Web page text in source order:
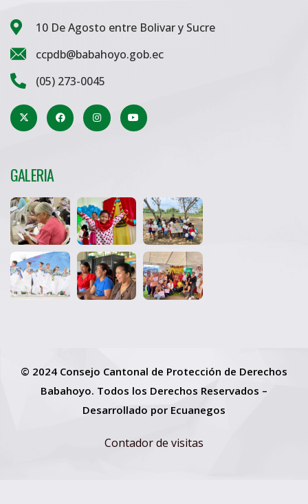
10 De Agosto entre Bolivar y Sucre
ccpdb@babahoyo.gob.ec
(05) 273-0045
GALERIA
© 2024 Consejo Cantonal de Protección de Derechos
Babahoyo. Todos los Derechos Reservados –
Desarrollado por Ecuanegos
Contador de visitas